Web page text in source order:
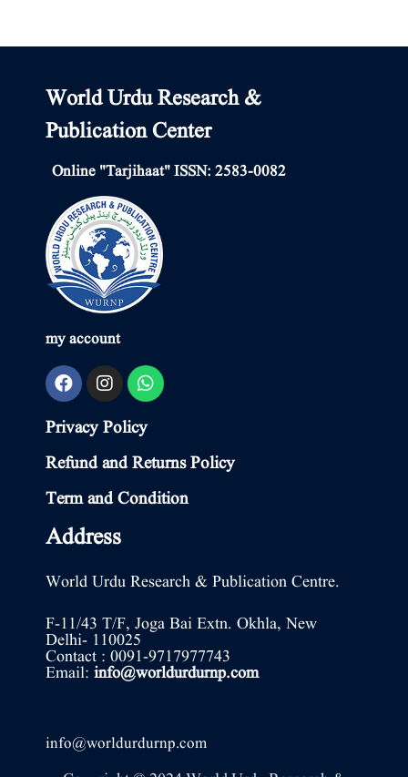
World Urdu Research &
Publication Center
Online "Tarjihaat" ISSN: 2583-0082
my account
Privacy Policy
Refund and Returns Policy
Term and Condition
Address
World Urdu Research & Publication Centre.
F-11/43 T/F, Joga Bai Extn. Okhla, New
Delhi- 110025
Contact : 0091-9717977743
Email: info@worldurdurnp.com
info@worldurdurnp.com